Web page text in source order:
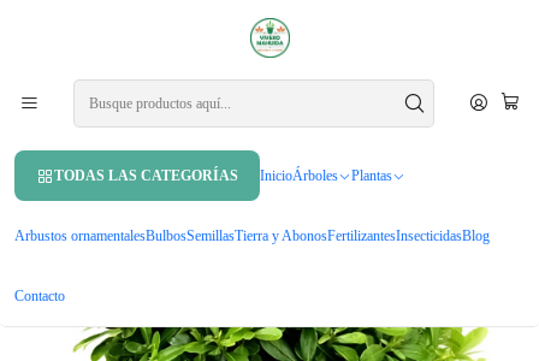
TODAS LAS CATEGORÍAS InicioÁrboles Plantas
Arbustos ornamentalesBulbosSemillasTierra y AbonosFertilizantesInsecticidasBlog
Contacto
APROVECHA UN 10% DE DCTO. EN TU PRIMERA COMPRA USANDO
Inicio
Arbustos ornamentales
Pittosporum Tobira Nana Arbusto Ornamental Pitosporo enano